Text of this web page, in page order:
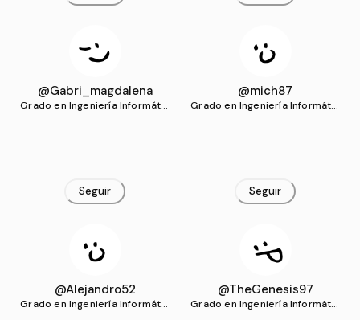
@Gabri_magdalena
Grado en Ingeniería Informátic
Seguir
@mich87
Grado en Ingeniería Informátic
Seguir
@Alejandro52
Grado en Ingeniería Informátic
@TheGenesis97
Grado en Ingeniería Informátic